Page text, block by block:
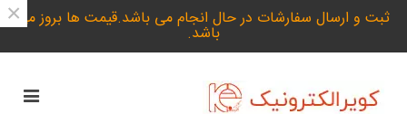
ثبت و ارسال سفارشات در حال انجام می باشد.قیمت ها بروز می
باشد.
×